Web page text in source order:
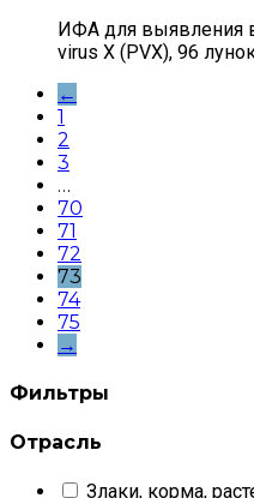
ИФА для выявления
virus X (PVX), 96
←
1
2
3
…
70
71
72
73
74
75
→
Фильтры
Отрасль
Злаки, корма,